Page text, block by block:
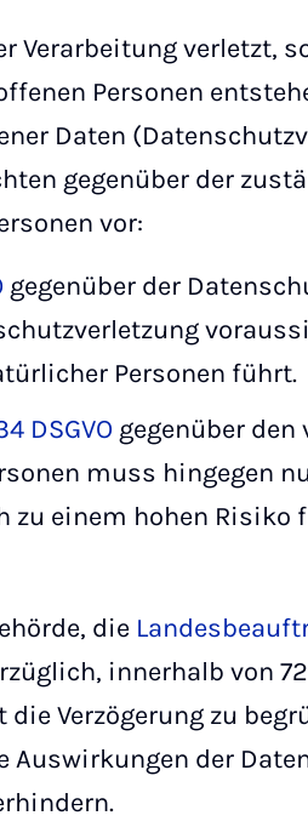
Verarbeitung verletzt,
Personen
Daten
gegenüber der
vor:
gegenüber der
Personen führt.
DSGVO gegenüber den
muss hingegen
einem hohen Risiko
die
innerhalb von
Verzögerung zu
der